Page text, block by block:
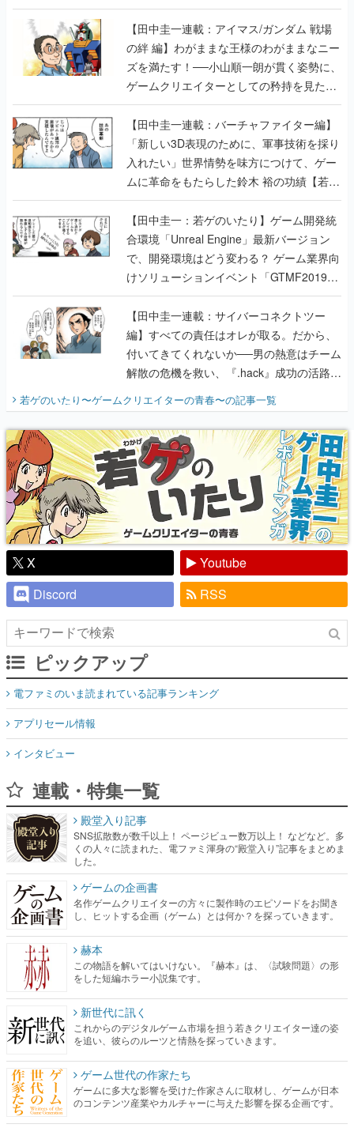
【田中圭一連載：アイマス/ガンダム 戦場
の絆 編】わがままな王様のわがままなニー
ズを満たす！──小山順一朗が貫く姿勢に、
ゲームクリエイターとしての矜持を見た
【若ゲのいたり最終回】
【田中圭一連載：バーチャファイター編】
「新しい3D表現のために、軍事技術を採り
入れたい」世界情勢を味方につけて、ゲー
ムに革命をもたらした鈴木 裕の功績【若ゲ
のいたり】
【田中圭一：若ゲのいたり】ゲーム開発統
合環境「Unreal Engine」最新バージョン
で、開発環境はどう変わる？ ゲーム業界向
けソリューションイベント「GTMF2019」
に行って、より理解を深めよう【PR】
【田中圭一連載：サイバーコネクトツー
編】すべての責任はオレが取る。だから、
付いてきてくれないか──男の熱意はチーム
解散の危機を救い、『.hack』成功の活路を
開く。業界の快男児・松山 洋に流れる血は
『少年ジャンプ』色だった【若ゲのいた
り】
若ゲのいたり〜ゲームクリエイターの青春〜の記事一覧
X
Youtube
Discord
RSS
ピックアップ
電ファミのいま読まれている記事ランキング
アプリセール情報
インタビュー
連載・特集一覧
殿堂入り記事
SNS拡散数が数千以上！ ページビュー数万以上！ などなど。多
くの人々に読まれた、電ファミ渾身の“殿堂入り”記事をまとめま
した。
ゲームの企画書
名作ゲームクリエイターの方々に製作時のエピソードをお聞き
し、ヒットする企画（ゲーム）とは何か？を探っていきます。
赫本
この物語を解いてはいけない。『赫本』は、〈試験問題〉の形
をした短編ホラー小説集です。
新世代に訊く
これからのデジタルゲーム市場を担う若きクリエイター達の姿
を追い、彼らのルーツと情熱を探っていきます。
ゲーム世代の作家たち
ゲームに多大な影響を受けた作家さんに取材し、ゲームが日本
のコンテンツ産業やカルチャーに与えた影響を探る企画です。